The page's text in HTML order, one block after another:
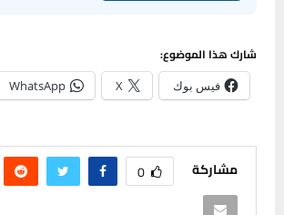
شارك هذا الموضوع:
فيس بوك X
WhatsApp
مشاركة 0